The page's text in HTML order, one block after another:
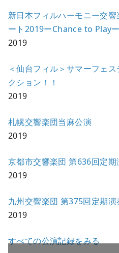
新日本フィルハーモニー交
ート2019ーChance to Playー
2019
＜仙台フィル＞サマーフェ
クション！！
2019
札幌交響楽団当麻公演
2019
京都市交響楽団 第636回定期
2019
九州交響楽団 第375回定期演
2019
すべての公演記録をみる